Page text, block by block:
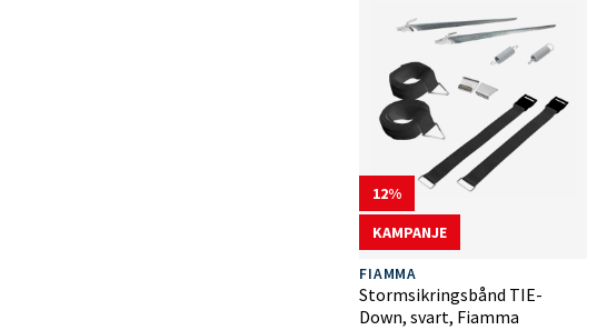
12
KAMPANJE
FIAMMA
Stormsikringsbånd TIE-
Down, svart, Fiamma